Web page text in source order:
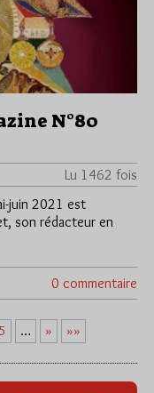
N°80
Lu 1462 fois
juin 2021 est
son rédacteur en
0 commentaire
5 … » »»